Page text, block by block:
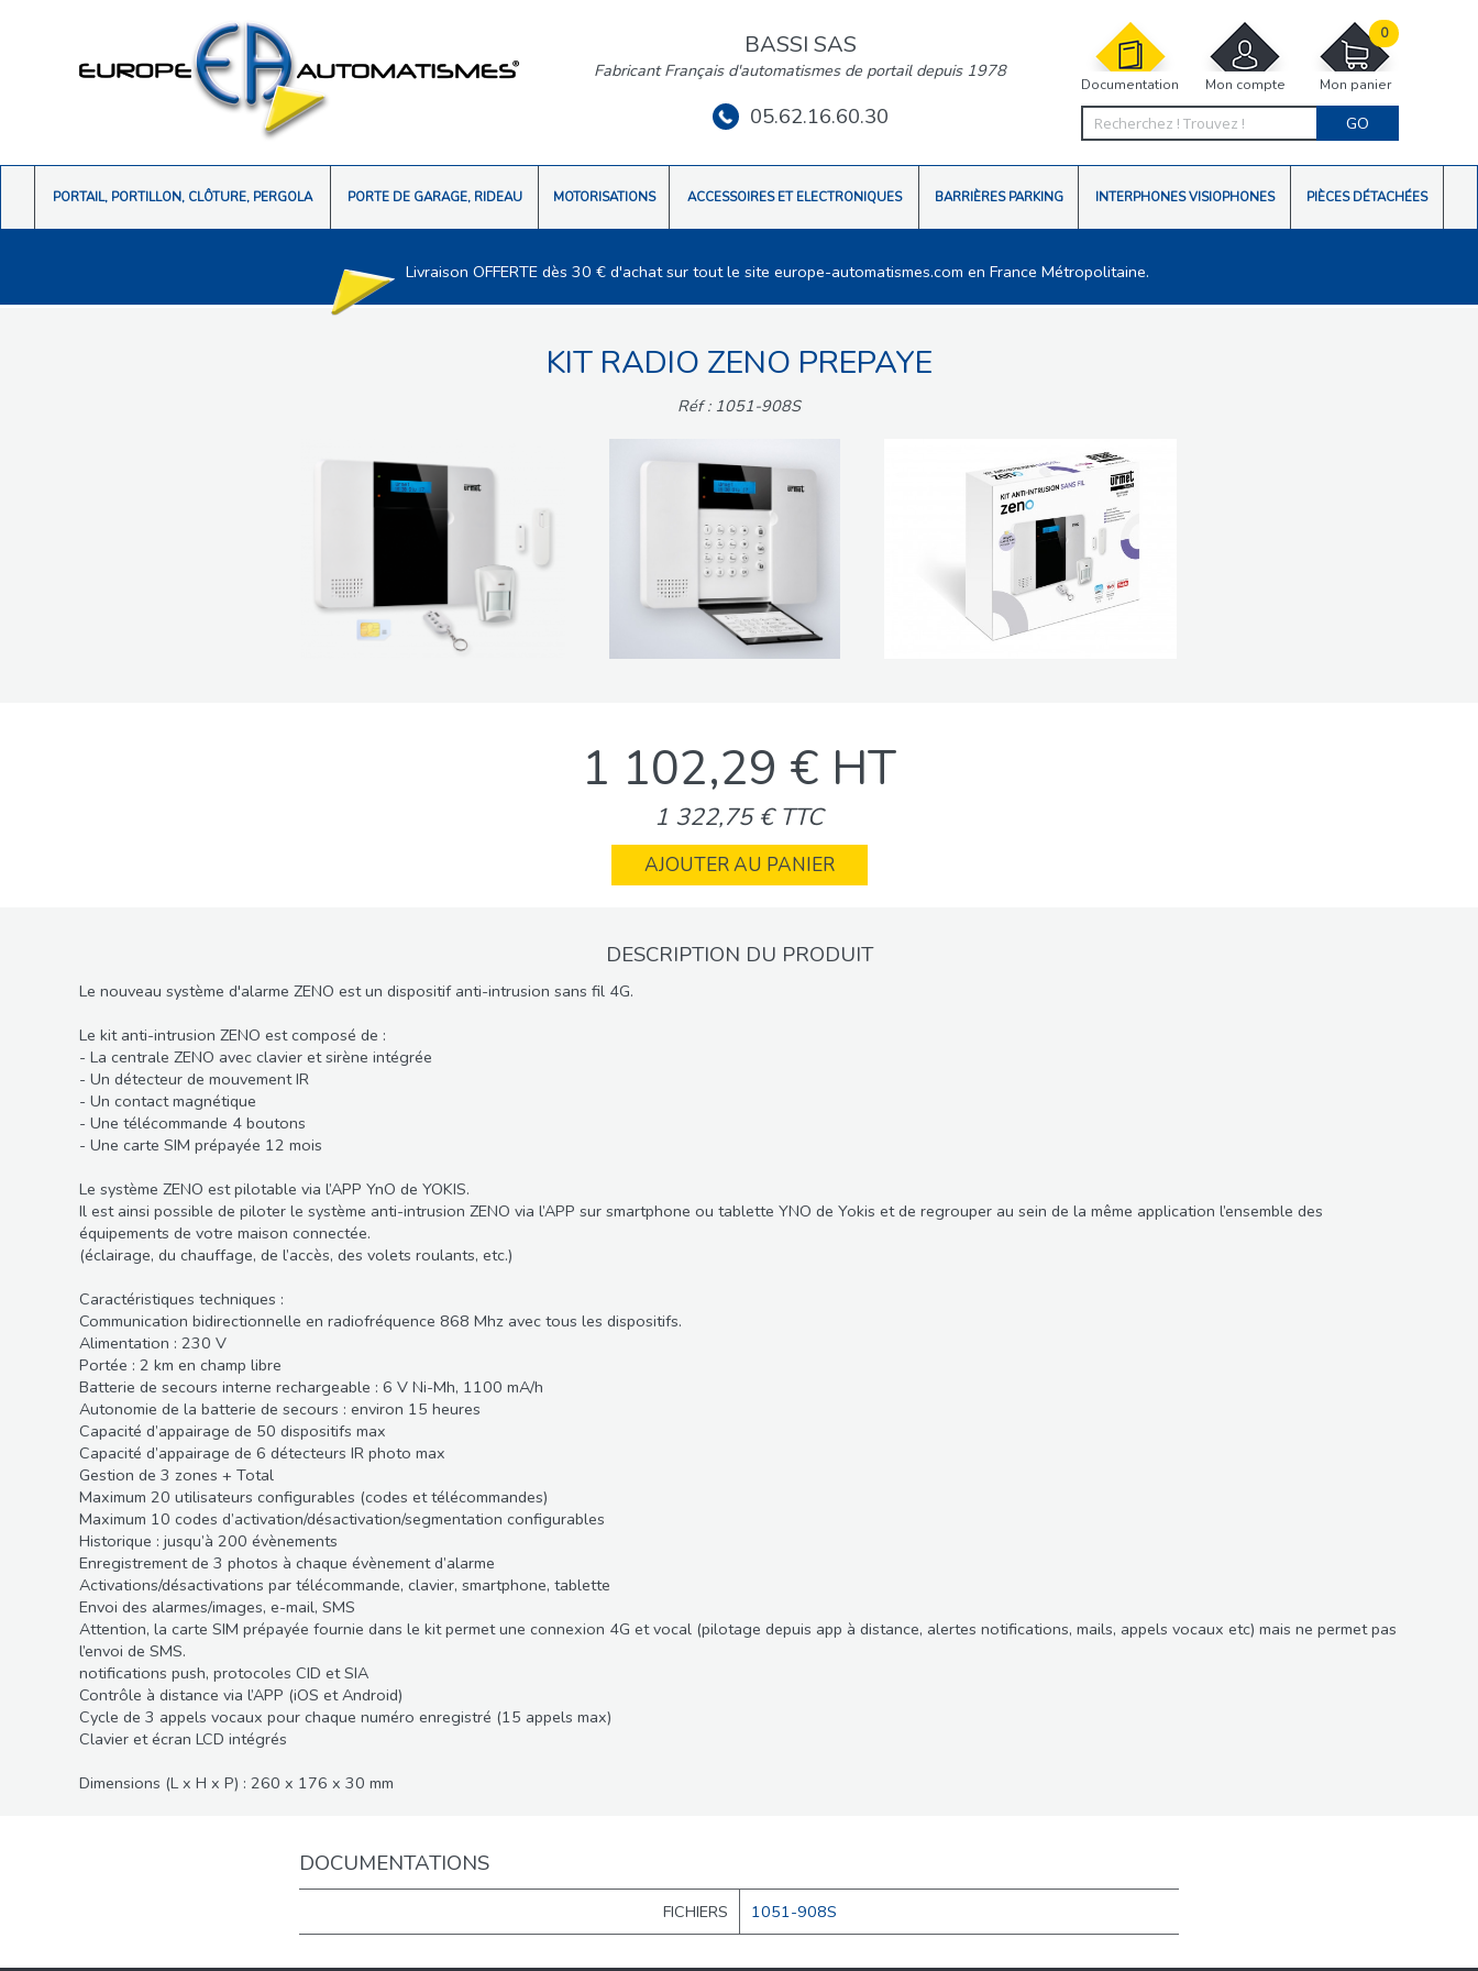
Documentation Mon compte Mon panier
0
GO
BASSI SAS
Fabricant Français d'automatismes de portail depuis 1978
05.62.16.60.30
PORTAIL, PORTILLON, CLÔTURE, PERGOLA PORTE DE GARAGE, RIDEAU MOTORISATIONS ACCESSOIRES ET ELECTRONIQUES BARRIÈRES PARKING INTERPHONES VISIOPHONES PIÈCES DÉTACHÉES
Livraison OFFERTE dès 30 € d'achat sur tout le site europe-automatismes.com en France Métropolitaine.
KIT RADIO ZENO PREPAYE
Réf : 1051-908S
1 102,29 € HT
1 322,75 € TTC
AJOUTER AU PANIER
DESCRIPTION DU PRODUIT
Le nouveau système d'alarme ZENO est un dispositif anti-intrusion sans fil 4G.
Le kit anti-intrusion ZENO est composé de :
- La centrale ZENO avec clavier et sirène intégrée
- Un détecteur de mouvement IR
- Un contact magnétique
- Une télécommande 4 boutons
- Une carte SIM prépayée 12 mois
Le système ZENO est pilotable via l’APP YnO de YOKIS.
Il est ainsi possible de piloter le système anti-intrusion ZENO via l’APP sur smartphone ou tablette YNO de Yokis et de regrouper au sein de la même application l’ensemble des
équipements de votre maison connectée.
(éclairage, du chauffage, de l’accès, des volets roulants, etc.)
Caractéristiques techniques :
Communication bidirectionnelle en radiofréquence 868 Mhz avec tous les dispositifs.
Alimentation : 230 V
Portée : 2 km en champ libre
Batterie de secours interne rechargeable : 6 V Ni-Mh, 1100 mA/h
Autonomie de la batterie de secours : environ 15 heures
Capacité d’appairage de 50 dispositifs max
Capacité d’appairage de 6 détecteurs IR photo max
Gestion de 3 zones + Total
Maximum 20 utilisateurs configurables (codes et télécommandes)
Maximum 10 codes d’activation/désactivation/segmentation configurables
Historique : jusqu’à 200 évènements
Enregistrement de 3 photos à chaque évènement d’alarme
Activations/désactivations par télécommande, clavier, smartphone, tablette
Envoi des alarmes/images, e-mail, SMS
Attention, la carte SIM prépayée fournie dans le kit permet une connexion 4G et vocal (pilotage depuis app à distance, alertes notifications, mails, appels vocaux etc) mais ne permet pas
l’envoi de SMS.
notifications push, protocoles CID et SIA
Contrôle à distance via l’APP (iOS et Android)
Cycle de 3 appels vocaux pour chaque numéro enregistré (15 appels max)
Clavier et écran LCD intégrés
Dimensions (L x H x P) : 260 x 176 x 30 mm
DOCUMENTATIONS
FICHIERS 1051-908S